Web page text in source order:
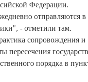
Федерации.
отправляются в
- отметили там.
сопровождения и
пересечения
порядка в